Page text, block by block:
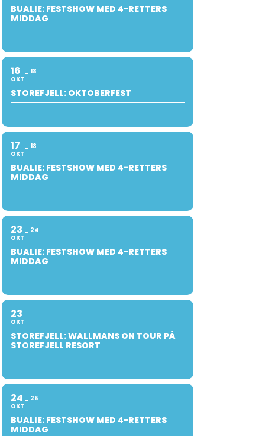
BUALIE: FESTSHOW MED 4-RETTERS
MIDDAG
16
OKT
18
STOREFJELL: OKTOBERFEST
17
OKT
18
BUALIE: FESTSHOW MED 4-RETTERS
MIDDAG
23
OKT
24
BUALIE: FESTSHOW MED 4-RETTERS
MIDDAG
23
OKT
STOREFJELL: WALLMANS ON TOUR PÅ
STOREFJELL RESORT
24
OKT
25
BUALIE: FESTSHOW MED 4-RETTERS
MIDDAG